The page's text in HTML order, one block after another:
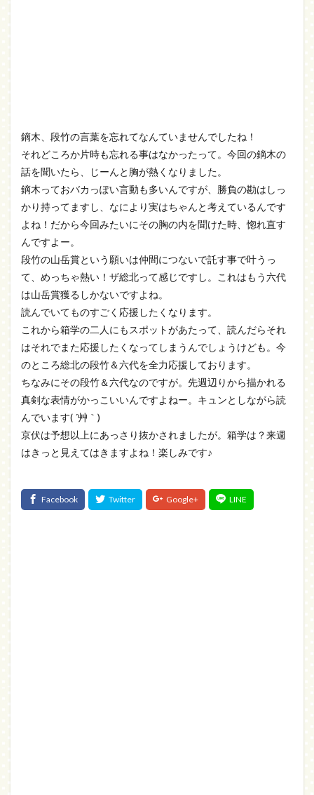
鏑木、段竹の言葉を忘れてなんていませんでしたね！
それどころか片時も忘れる事はなかったって。今回の鏑木の
話を聞いたら、じーんと胸が熱くなりました。
鏑木っておバカっぽい言動も多いんですが、勝負の勘はしっ
かり持ってますし、なにより実はちゃんと考えているんです
よね！だから今回みたいにその胸の内を聞けた時、惚れ直す
んですよー。
段竹の山岳賞という願いは仲間につないで託す事で叶うっ
て、めっちゃ熱い！ザ総北って感じですし。これはもう六代
は山岳賞獲るしかないですよね。
読んでいてものすごく応援したくなります。
これから箱学の二人にもスポットがあたって、読んだらそれ
はそれでまた応援したくなってしまうんでしょうけども。今
のところ総北の段竹＆六代を全力応援しております。
ちなみにその段竹＆六代なのですが。先週辺りから描かれる
真剣な表情がかっこいいんですよねー。キュンとしながら読
んでいます( ´艸｀)
京伏は予想以上にあっさり抜かされましたが。箱学は？来週
はきっと見えてはきますよね！楽しみです♪